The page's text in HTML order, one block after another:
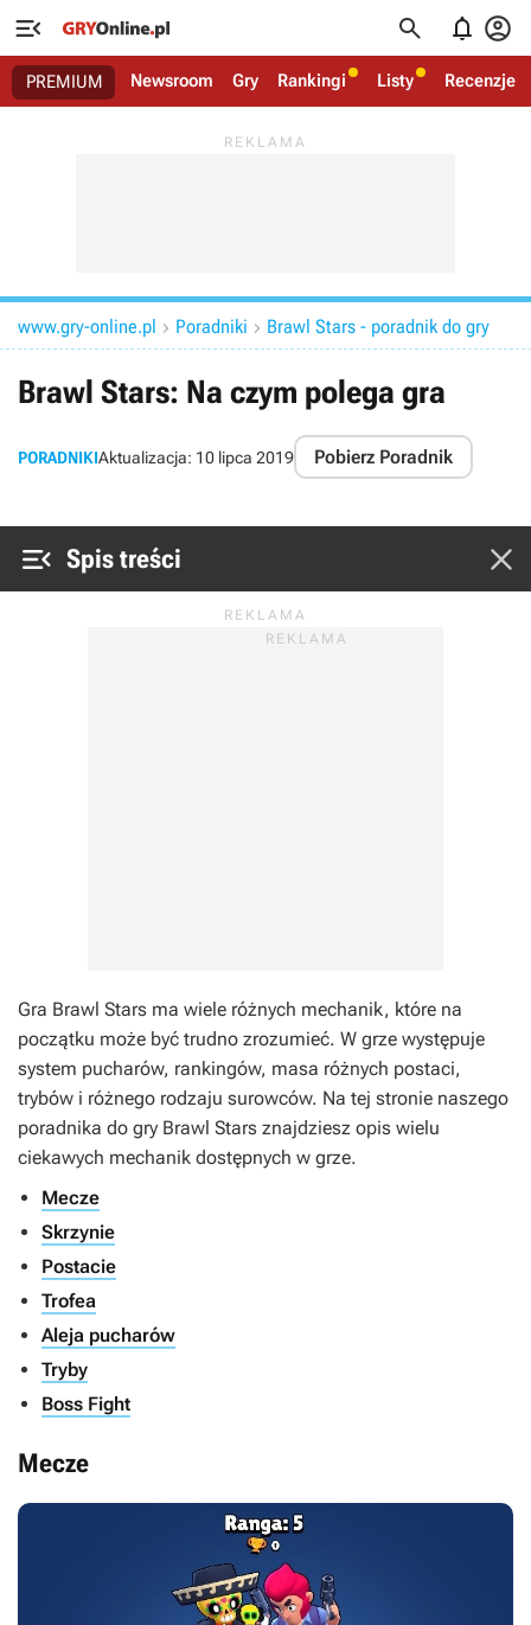
   
PREMIUM Newsroom Gry Rankingi Listy Recenzje
www.gry-online.pl  Poradniki  Brawl Stars - poradnik do gry
Brawl Stars: Na czym polega gra
PORADNIKIAktualizacja: 10 lipca 2019 Pobierz Poradnik
 Spis treści 
Gra Brawl Stars ma wiele różnych mechanik, które na
początku może być trudno zrozumieć. W grze występuje
system pucharów, rankingów, masa różnych postaci,
trybów i różnego rodzaju surowców. Na tej stronie naszego
poradnika do gry Brawl Stars znajdziesz opis wielu
ciekawych mechanik dostępnych w grze.
Mecze
Skrzynie
Postacie
Trofea
Aleja pucharów
Tryby
Boss Fight
Mecze